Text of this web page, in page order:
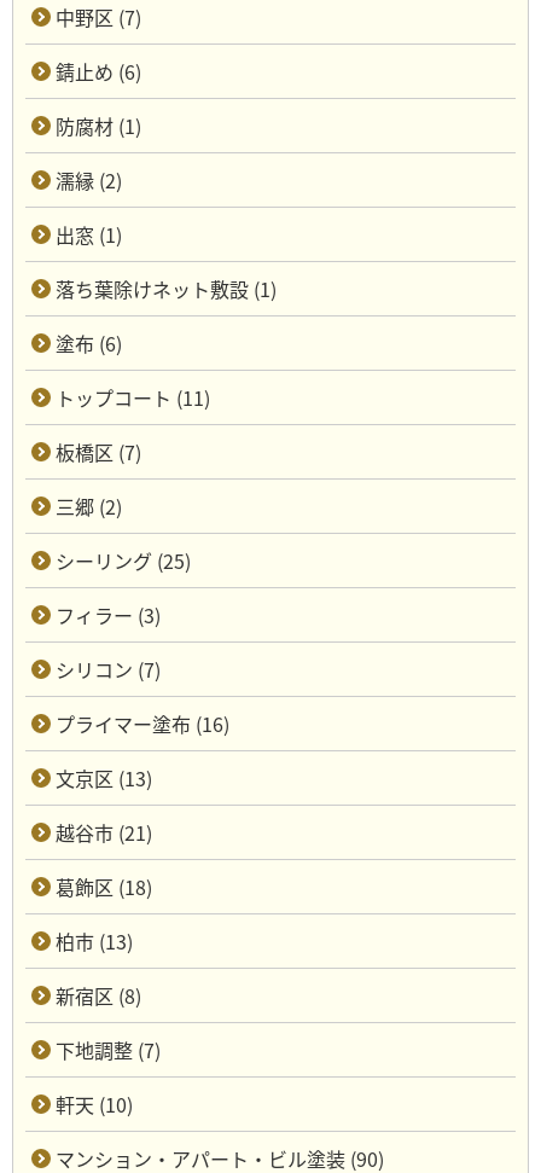
中野区 (7)
錆止め (6)
防腐材 (1)
濡縁 (2)
出窓 (1)
落ち葉除けネット敷設 (1)
塗布 (6)
トップコート (11)
板橋区 (7)
三郷 (2)
シーリング (25)
フィラー (3)
シリコン (7)
プライマー塗布 (16)
文京区 (13)
越谷市 (21)
葛飾区 (18)
柏市 (13)
新宿区 (8)
下地調整 (7)
軒天 (10)
マンション・アパート・ビル塗装 (90)